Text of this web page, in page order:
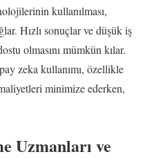
kullanılması,
Hızlı sonuçlar ve düşük iş
olmasını mümkün kılar.
zeka kullanımı, özellikle
minimize ederken,
Uzmanları ve